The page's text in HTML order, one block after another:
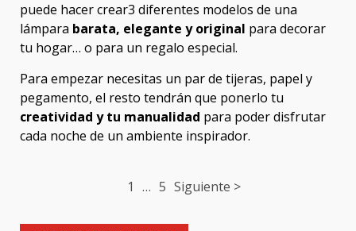
puede hacer crear3 diferentes modelos de una
lámpara barata, elegante y original para decorar
tu hogar… o para un regalo especial.
Para empezar necesitas un par de tijeras, papel y
pegamento, el resto tendrán que ponerlo tu
creatividad y tu manualidad para poder disfrutar
cada noche de un ambiente inspirador.
1 … 5 Siguiente >